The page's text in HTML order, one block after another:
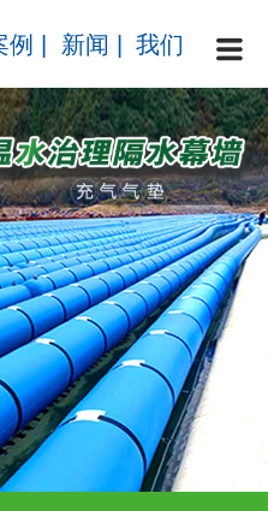
例 新闻 我们